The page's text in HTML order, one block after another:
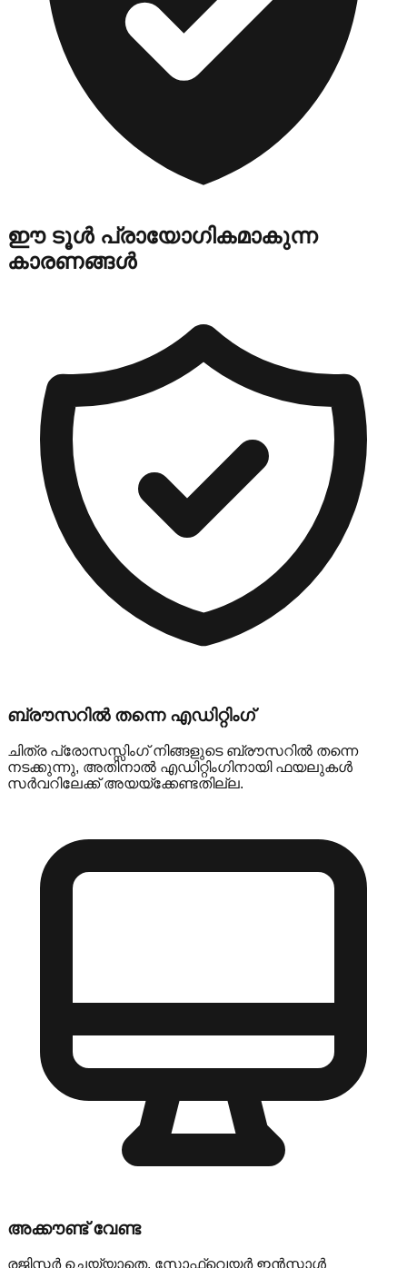
ഈ ടൂൾ പ്രായോഗികമാകുന്ന
കാരണങ്ങൾ
ബ്രൗസറിൽ തന്നെ എഡിറ്റിംഗ്
ചിത്ര പ്രോസസ്സിംഗ് നിങ്ങളുടെ ബ്രൗസറിൽ തന്നെ
നടക്കുന്നു, അതിനാൽ എഡിറ്റിംഗിനായി ഫയലുകൾ
സർവറിലേക്ക് അയയ്ക്കേണ്ടതില്ല.
അക്കൗണ്ട് വേണ്ട
രജിസ്റ്റർ ചെയ്യാതെ, സോഫ്റ്റ്‌വെയർ ഇൻസ്റ്റാൾ